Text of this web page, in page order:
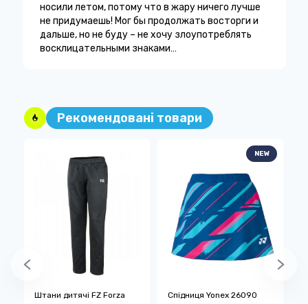
носили летом, потому что в жару ничего лучше
не придумаешь! Мог бы продолжать восторги и
дальше, но не буду – не хочу злоупотреблять
восклицательными знаками…
Рекомендовані товари
Штани дитячі FZ Forza
NEW
Спідниця Yonex 26090